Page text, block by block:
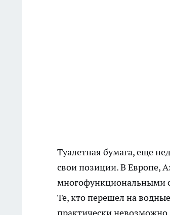
Туалетная бумага, еще
свои позиции. В Европе,
многофункциональными
Те, кто перешел на